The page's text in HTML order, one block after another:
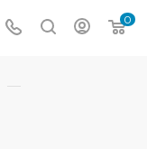
0
—